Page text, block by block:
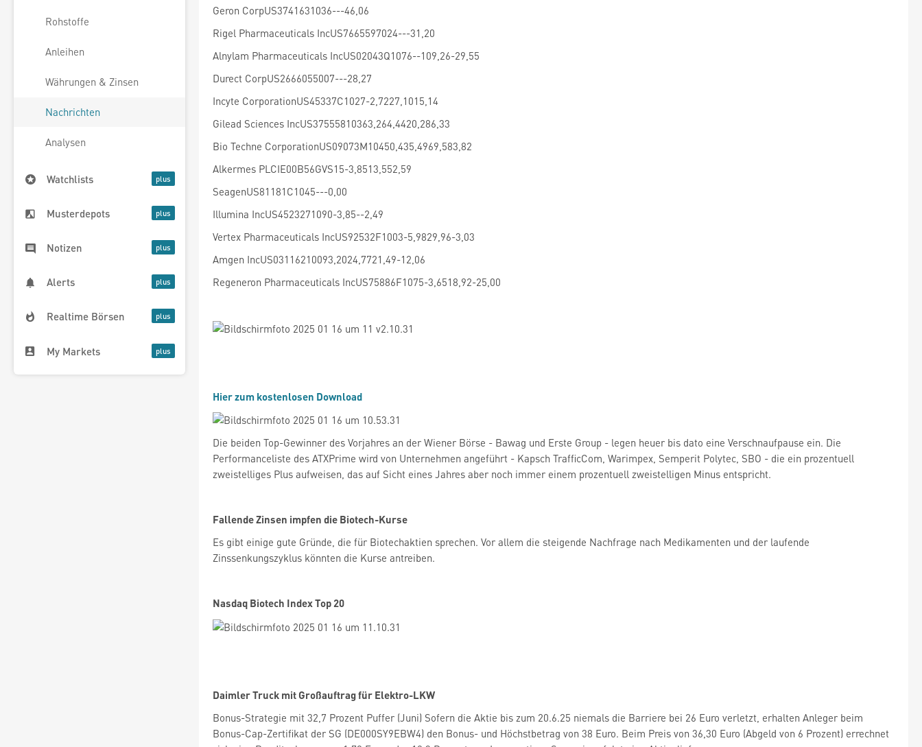
Rohstoffe
Anleihen
Währungen & Zinsen
Nachrichten
Analysen
Watchlists
Musterdepots
Notizen
Alerts
Realtime Börsen
My Markets
Geron CorpUS3741631036---46,06
Rigel Pharmaceuticals IncUS7665597024---31,20
Alnylam Pharmaceuticals IncUS02043Q1076--109,26-29,55
Durect CorpUS2666055007---28,27
Incyte CorporationUS45337C1027-2,7227,1015,14
Gilead Sciences IncUS37555810363,264,4420,286,33
Bio Techne CorporationUS09073M10450,435,4969,583,82
Alkermes PLCIE00B56GVS15-3,8513,552,59
SeagenUS81181C1045---0,00
Illumina IncUS4523271090-3,85--2,49
Vertex Pharmaceuticals IncUS92532F1003-5,9829,96-3,03
Amgen IncUS03116210093,2024,7721,49-12,06
Regeneron Pharmaceuticals IncUS75886F1075-3,6518,92-25,00
Hier zum kostenlosen Download
Die beiden Top-Gewinner des Vorjahres an der Wiener Börse - Bawag und Erste Group - legen heuer bis dato eine Verschnaufpause ein. Die
Performanceliste des ATXPrime wird von Unternehmen angeführt - Kapsch TrafficCom, Warimpex, Semperit Polytec, SBO - die ein prozentuell
zweistelliges Plus aufweisen, das auf Sicht eines Jahres aber noch immer einem prozentuell zweistelligen Minus entspricht.
Fallende Zinsen impfen die Biotech-Kurse
Es gibt einige gute Gründe, die für Biotechaktien ­sprechen. Vor allem die steigende Nachfrage nach ­Medikamenten und der laufende
Zinssenkungszyklus könnten die Kurse antreiben.
Nasdaq Biotech Index Top 20
Daimler Truck mit Großauftrag für Elektro-LKW
Bonus-Strategie mit 32,7 Prozent Puffer (Juni) Sofern die Aktie bis zum 20.6.25 niemals die Barriere bei 26 Euro verletzt, erhalten Anleger beim
Bonus-Cap-Zertifikat der SG (DE000SY9EBW4) den Bonus- und Höchstbetrag von 38 Euro. Beim Preis von 36,30 Euro (Abgeld von 6 Prozent) errechnet